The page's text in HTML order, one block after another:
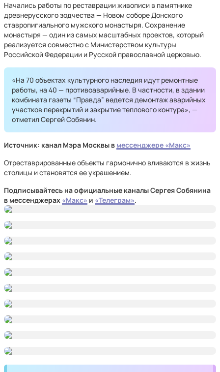
Начались работы по реставрации живописи в памятнике
древнерусского зодчества — Новом соборе Донского
ставропигиального мужского монастыря. Сохранение
монастыря — один из самых масштабных проектов, который
реализуется совместно с Министерством культуры
Российской Федерации и Русской православной церковью.
«На 70 объектах культурного наследия идут ремонтные
работы, на 40 — противоаварийные. В частности, в здании
комбината газеты “Правда” ведется демонтаж аварийных
участков перекрытий и закрытие теплового контура», —
отметил Сергей Собянин.
Источник: канал Мэра Москвы в мессенджере «Макс»
Отреставрированные объекты гармонично вливаются в жизнь
столицы и становятся ее украшением.
Подписывайтесь на официальные каналы Сергея Собянина
в мессенджерах «Макс» и «Телеграм».